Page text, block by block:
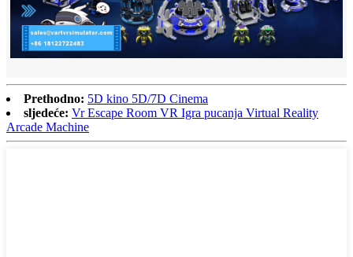
Prethodno: 5D kino 5D/7D Cinema
sljedeće: Vr Escape Room VR Igra pucanja Virtual Reality
Arcade Machine